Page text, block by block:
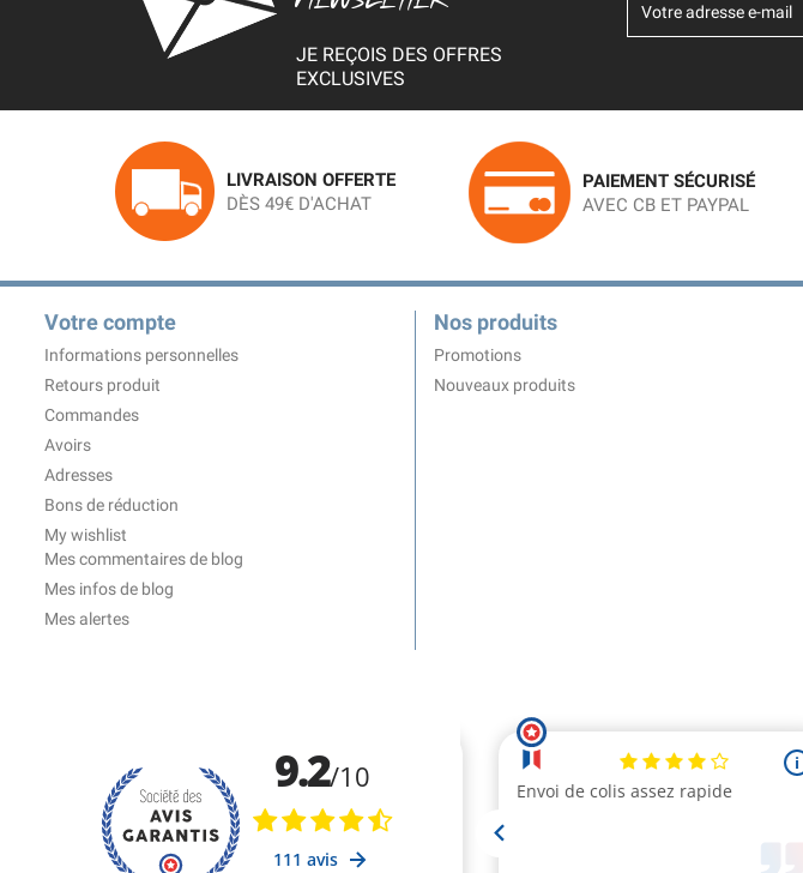
JE REÇOIS DES OFFRES
EXCLUSIVES
LIVRAISON OFFERTE
DÈS 49€ D'ACHAT
PAIEMENT SÉCURISÉ
AVEC CB ET PAYPAL
Votre compte
Informations personnelles
Retours produit
Commandes
Avoirs
Adresses
Bons de réduction
My wishlist
Mes commentaires de blog
Mes infos de blog
Mes alertes
Nos produits
Promotions
Nouveaux produits